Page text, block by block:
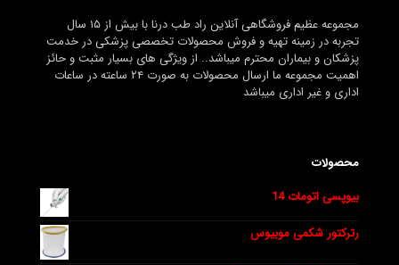
مجموعه عظیم فروشگاهی آنلاین راد طب درنا با بیش از ۱۵ سال
تجربه در زمینه تهیه و فروش محصولات تخصصی پزشکی در خدمت
پزشکان و بیماران محترم میباشد.. از ویژگی های بسیار مثبت و حائز
اهمیت مجموعه ما ارسال محصولات به صورت ۲۴ ساعته در ساعات
اداری و غیر اداری میباشد
محصولات
بیوپسی اتومات 14
رترکتور شکمی موبیوس